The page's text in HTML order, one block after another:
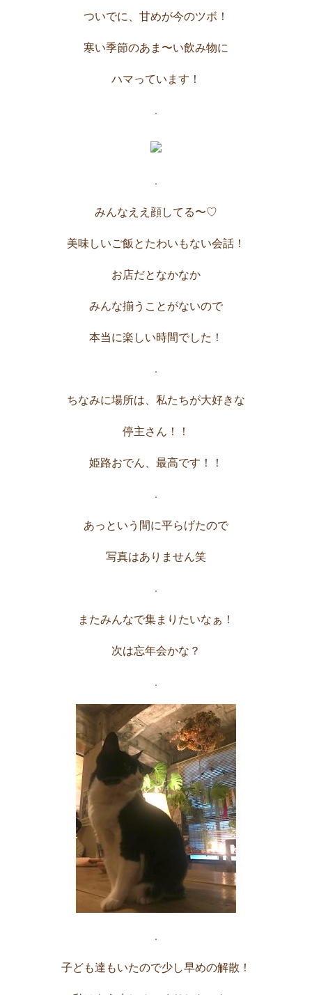
ついでに、甘めが今のツボ！
寒い季節のあま〜い飲み物に
ハマっています！
.
.
みんなええ顔してる〜♡
美味しいご飯とたわいもない会話！
お店だとなかなか
みんな揃うことがないので
本当に楽しい時間でした！
.
ちなみに場所は、私たちが大好きな
停主さん！！
姫路おでん、最高です！！
.
あっという間に平らげたので
写真はありません笑
.
またみんなで集まりたいなぁ！
次は忘年会かな？
.
.
子ども達もいたので少し早めの解散！